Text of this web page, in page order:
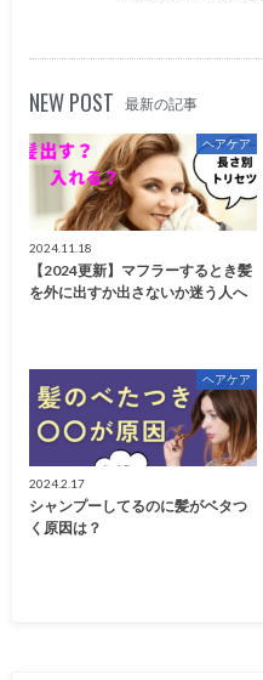
NEW POST 最新の記事
ヘアケア
2024.11.18
【2024更新】マフラーするとき髪
を外に出すか出さないか迷う人へ
ヘアケア
2024.2.17
シャンプーしてるのに髪がベタつ
く原因は？